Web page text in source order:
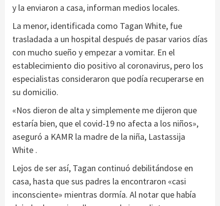
y la enviaron a casa, informan medios locales.
La menor, identificada como Tagan White, fue
trasladada a un hospital después de pasar varios días
con mucho sueño y empezar a vomitar. En el
establecimiento dio positivo al coronavirus, pero los
especialistas consideraron que podía recuperarse en
su domicilio.
«Nos dieron de alta y simplemente me dijeron que
estaría bien, que el covid-19 no afecta a los niños»,
aseguró a KAMR la madre de la niña, Lastassija
White .
Lejos de ser así, Tagan continuó debilitándose en
casa, hasta que sus padres la encontraron «casi
inconsciente» mientras dormía. Al notar que había